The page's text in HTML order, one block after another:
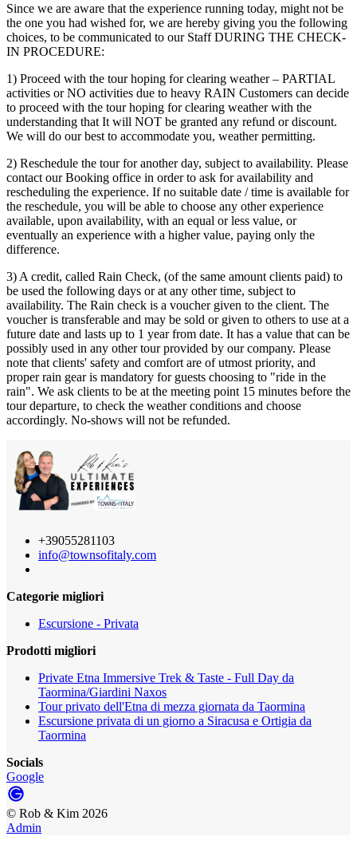
Since we are aware that the experience running today, might not be
the one you had wished for, we are hereby giving you the following
choices, to be communicated to our Staff DURING THE CHECK-
IN PROCEDURE:
1) Proceed with the tour hoping for clearing weather – PARTIAL
activities or NO activities due to heavy RAIN Customers can decide
to proceed with the tour hoping for clearing weather with the
understanding that It will NOT be granted any refund or discount.
We will do our best to accommodate you, weather permitting.
2) Reschedule the tour for another day, subject to availability. Please
contact our Booking office in order to ask for availability and
rescheduling the experience. If no suitable date / time is available for
the reschedule, you will be able to choose any other experience
available, upon availability, with an equal or less value, or
eventually an experience with a higher value, paying only the
difference.
3) A credit, called Rain Check, (of the same amount clients paid) to
be used the following days or at any other time, subject to
availability. The Rain check is a voucher given to the client. The
voucher is transferable and may be sold or given to others to use at a
future date and lasts up to 1 year from date. It has a value that can be
possibly used in any other tour provided by our company. Please
note that clients' safety and comfort are of utmost priority, and
proper rain gear is mandatory for guests choosing to "ride in the
rain". We ask clients to be at the meeting point 15 minutes before the
tour departure, to check the weather conditions and choose
accordingly. No-shows will not be refunded.
+39055281103
info@townsofitaly.com
Categorie migliori
Escursione - Privata
Prodotti migliori
Private Etna Immersive Trek & Taste - Full Day da
Taormina/Giardini Naxos
Tour privato dell'Etna di mezza giornata da Taormina
Escursione privata di un giorno a Siracusa e Ortigia da
Taormina
Socials
Google
© Rob & Kim 2026
Admin